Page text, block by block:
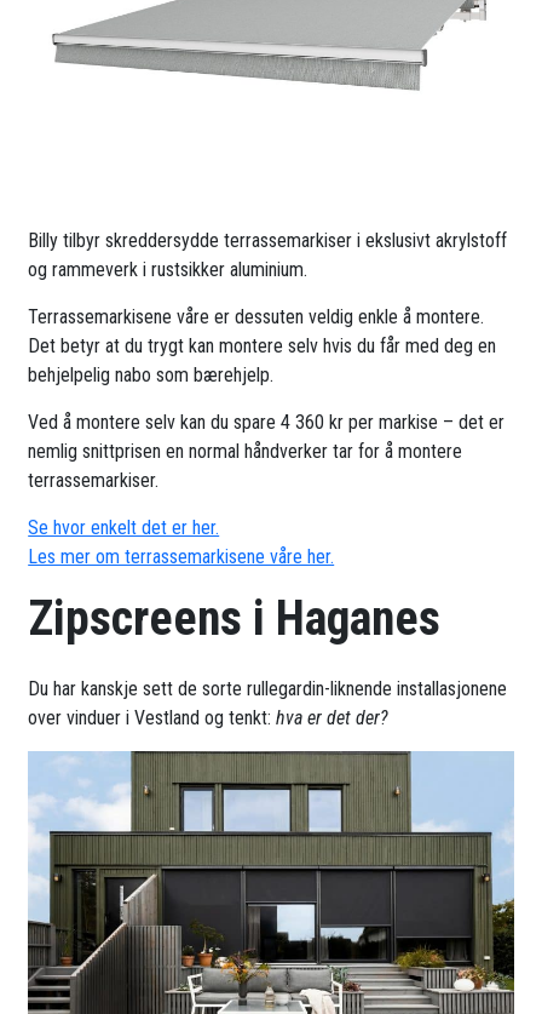
Billy tilbyr skreddersydde terrassemarkiser i ekslusivt akrylstoff
og rammeverk i rustsikker aluminium.
Terrassemarkisene våre er dessuten veldig enkle å montere.
Det betyr at du trygt kan montere selv hvis du får med deg en
behjelpelig nabo som bærehjelp.
Ved å montere selv kan du spare 4 360 kr per markise – det er
nemlig snittprisen en normal håndverker tar for å montere
terrassemarkiser.
Se hvor enkelt det er her.
Les mer om terrassemarkisene våre her.
Zipscreens i Haganes
Du har kanskje sett de sorte rullegardin-liknende installasjonene
over vinduer i Vestland og tenkt:hva er det der?